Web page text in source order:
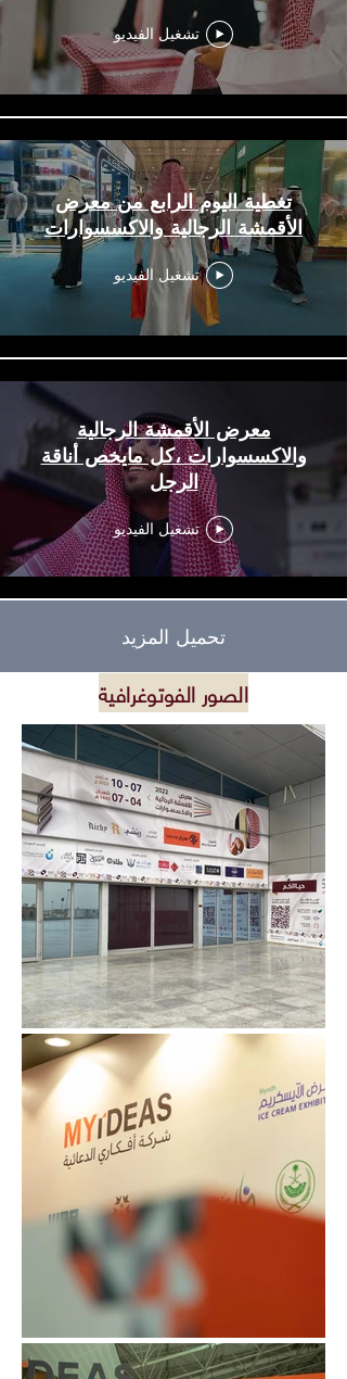
تشغيل الفيديو
تغطية اليوم الرابع من معرض
الأقمشة الرجالية والاكسسوارات
تشغيل الفيديو
معرض الأقمشة الرجالية
والاكسسوارات ،كل مايخص أناقة
الرجل
تشغيل الفيديو
تحميل المزيد
الصور الفوتوغرافية